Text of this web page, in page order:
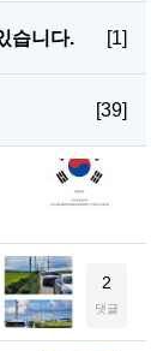
습니다. [1]
[39]
2
댓글